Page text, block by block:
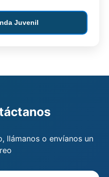
Juvenil
llámanos o envíanos un